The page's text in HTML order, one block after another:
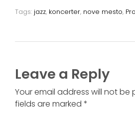
Tags: jazz, koncerter, nove mesto,
Leave a Reply
Your email address will not be
fields are marked *